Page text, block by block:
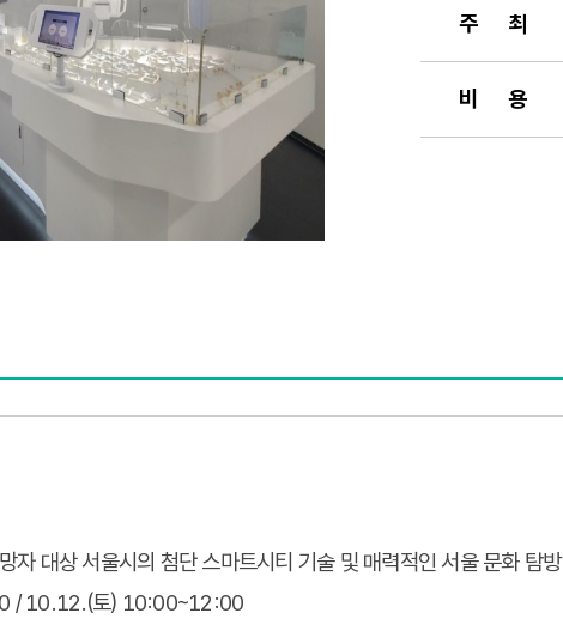
주 최
비 용
자 대상 서울시의 첨단 스마트시티 기술 및 매력적인 서울 문화 탐방
/ 10.12.(토) 10:00~12:00